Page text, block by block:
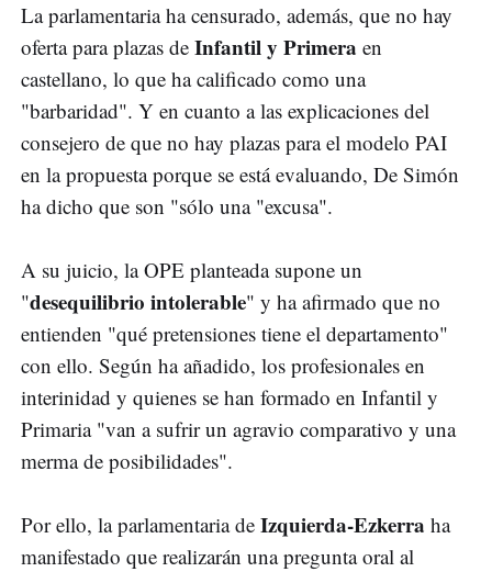
La parlamentaria ha censurado, además, que no hay
oferta para plazas de Infantil y Primera en
castellano, lo que ha calificado como una
"barbaridad". Y en cuanto a las explicaciones del
consejero de que no hay plazas para el modelo PAI
en la propuesta porque se está evaluando, De Simón
ha dicho que son "sólo una "excusa".
A su juicio, la OPE planteada supone un
"desequilibrio intolerable" y ha afirmado que no
entienden "qué pretensiones tiene el departamento"
con ello. Según ha añadido, los profesionales en
interinidad y quienes se han formado en Infantil y
Primaria "van a sufrir un agravio comparativo y una
merma de posibilidades".
Por ello, la parlamentaria de Izquierda-Ezkerra ha
manifestado que realizarán una pregunta oral al